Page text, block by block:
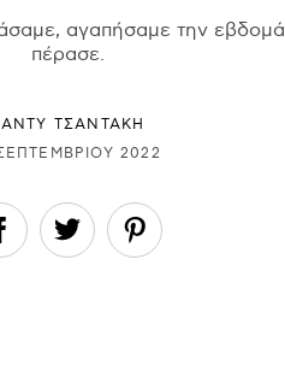
αγαπήσαμε την
πέρασε.
ΤΣΑΝΤΑΚΗ
2022